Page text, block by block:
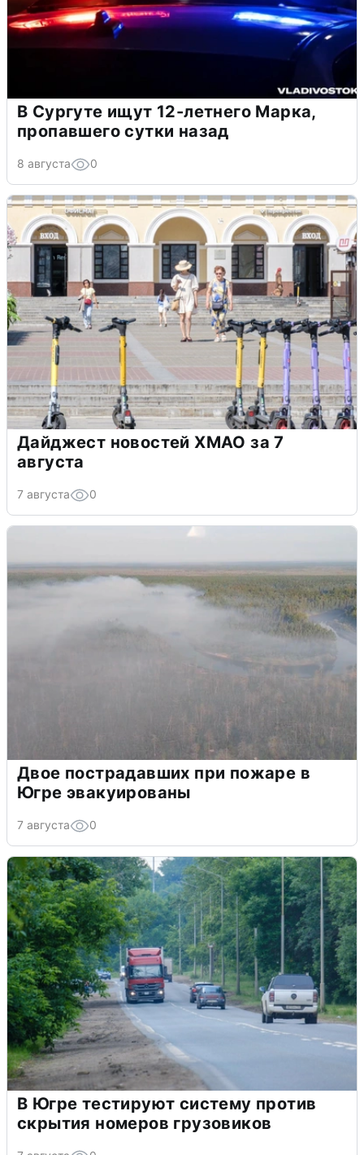
В Сургуте ищут 12-летнего Марка,
пропавшего сутки назад
8 августа 0
Дайджест новостей ХМАО за 7
августа
7 августа 0
Двое пострадавших при пожаре в
Югре эвакуированы
7 августа 0
В Югре тестируют систему против
скрытия номеров грузовиков